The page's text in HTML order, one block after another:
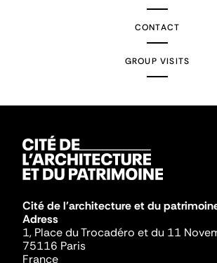
CONTACT
GROUP VISITS
Cité de l'architecture et du
Adress
1, Place du Trocadéro et du 11
75116 Paris
France